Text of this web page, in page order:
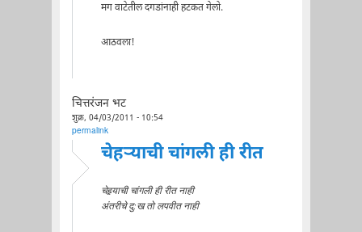
मग वाटेतील दगडांनाही हटकत गेलो.
आठवला!
चित्तरंजन भट
शुक्र, 04/03/2011 - 10:54
permalink
चेहर्‍याची चांगली ही रीत
चेहर्‍याची चांगली ही रीत नाही
अंतरीचे दु:ख तो लपवीत नाही